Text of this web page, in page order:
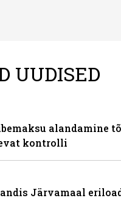
UUDISED
alandamine
kontrolli
Järvamaal